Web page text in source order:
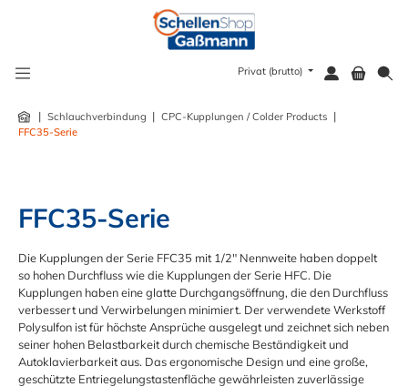
Privat (brutto)
| Schlauchverbindung | CPC-Kupplungen / Colder Products |
FFC35-Serie
FFC35-Serie
Die Kupplungen der Serie FFC35 mit 1/2" Nennweite haben doppelt
so hohen Durchfluss wie die Kupplungen der Serie HFC. Die
Kupplungen haben eine glatte Durchgangsöffnung, die den Durchfluss
verbessert und Verwirbelungen minimiert. Der verwendete Werkstoff
Polysulfon ist für höchste Ansprüche ausgelegt und zeichnet sich neben
seiner hohen Belastbarkeit durch chemische Beständigkeit und
Autoklavierbarkeit aus. Das ergonomische Design und eine große,
geschützte Entriegelungstastenfläche gewährleisten zuverlässige